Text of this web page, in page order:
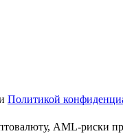
Политикой
AML-риски